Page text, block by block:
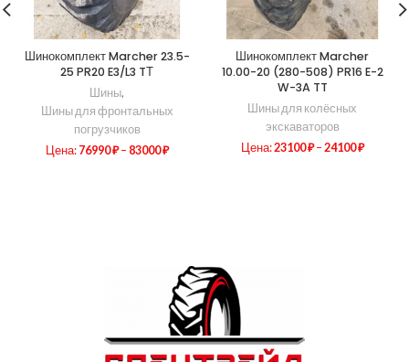
Шинокомплект Marcher 23.5-
25 PR20 E3/L3 TТ
Шины,
Шины для фронтальных
погрузчиков
Цена: 76990₽– 83000₽
Шинокомплект Marcher
10.00-20 (280-508) PR16 E-2
W-3A TT
Шины для колёсных
экскаваторов
Цена:23100₽– 24100₽